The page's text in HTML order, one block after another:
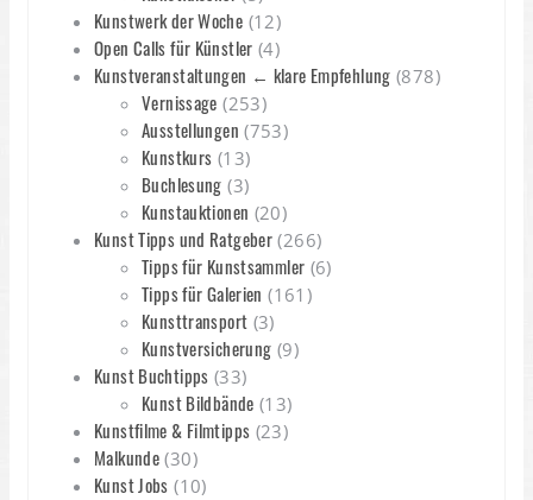
Kunstwerk der Woche (12)
Open Calls für Künstler (4)
Kunstveranstaltungen ← klare Empfehlung (878)
Vernissage (253)
Ausstellungen (753)
Kunstkurs (13)
Buchlesung (3)
Kunstauktionen (20)
Kunst Tipps und Ratgeber (266)
Tipps für Kunstsammler (6)
Tipps für Galerien (161)
Kunsttransport (3)
Kunstversicherung (9)
Kunst Buchtipps (33)
Kunst Bildbände (13)
Kunstfilme & Filmtipps (23)
Malkunde (30)
Kunst Jobs (10)